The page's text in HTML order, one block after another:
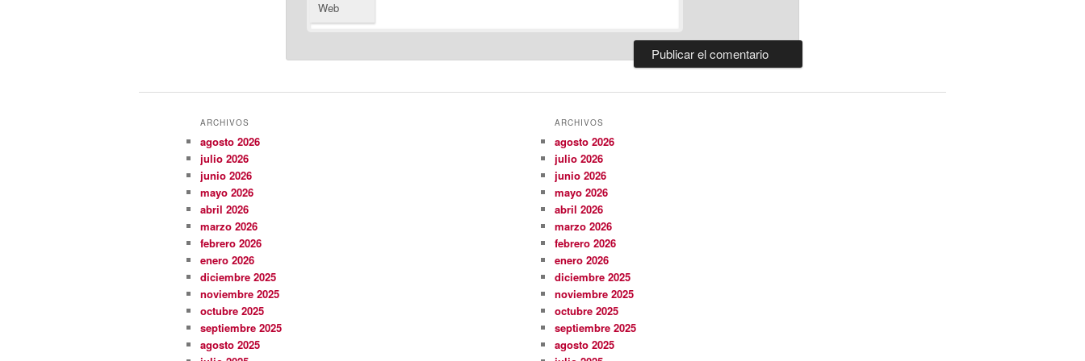
Web
ARCHIVOS
agosto 2026
julio 2026
junio 2026
mayo 2026
abril 2026
marzo 2026
febrero 2026
enero 2026
diciembre 2025
noviembre 2025
octubre 2025
septiembre 2025
agosto 2025
ARCHIVOS
agosto 2026
julio 2026
junio 2026
mayo 2026
abril 2026
marzo 2026
febrero 2026
enero 2026
diciembre 2025
noviembre 2025
octubre 2025
septiembre 2025
agosto 2025